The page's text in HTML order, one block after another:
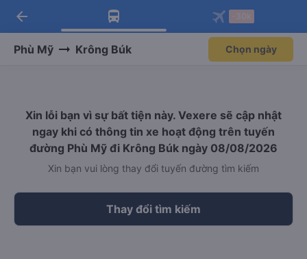
Tải app Vexere ngay!
Nhận ưu đãi thành viên độc
Mở app
Tải app Vexere
-30k/ghế khi đặt vé máy bay qua
Mở app
arrow_back
Phù Mỹ Krông Búk Chọn ngày
Xin lỗi bạn vì sự bất tiện này. Vexere sẽ cập nhật
ngay khi có thông tin xe hoạt động trên tuyến
đường Phù Mỹ đi Krông Búk ngày 08/08/2026
Xin bạn vui lòng thay đổi tuyến đường tìm kiếm
Thay đổi tìm kiếm